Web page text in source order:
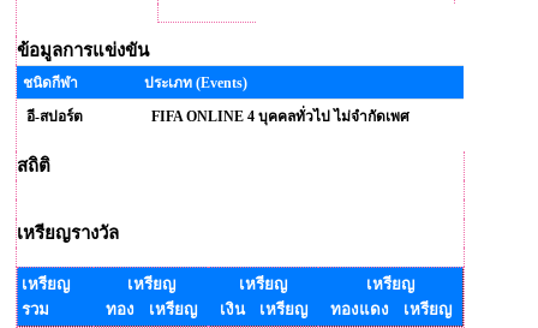
ข้อมูลการแข่งขัน
ชนิดกีฬา
ประเภท (Events)
อี-สปอร์ต
FIFA ONLINE 4 บุคคลทั่วไป ไม่จำกัดเพศ
สถิติ
เหรียญรางวัล
เหรียญ
รวม
เหรียญ
ทอง เหรียญ
เหรียญ
เงิน เหรียญ
เหรียญ
ทองแดง เหรียญ